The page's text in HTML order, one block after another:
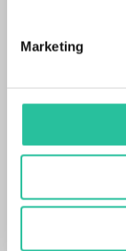
Marketing